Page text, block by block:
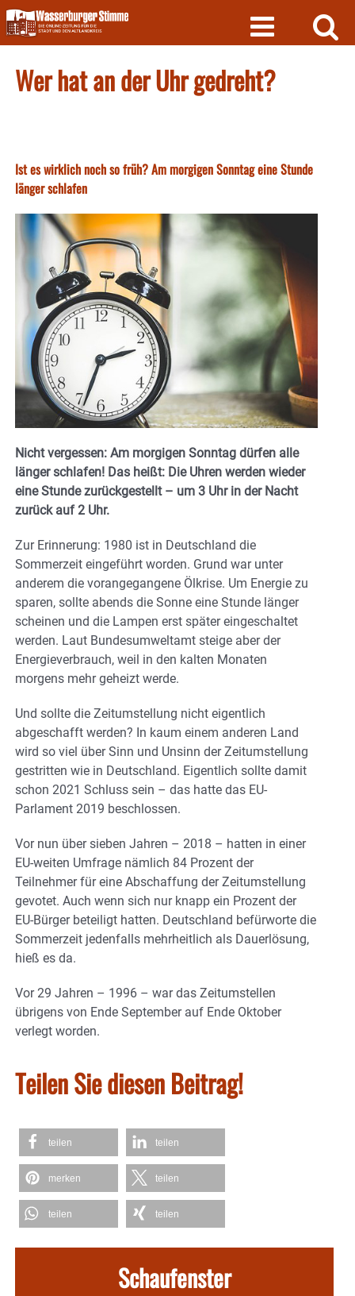
Skip
to
content
Wer hat an der Uhr gedreht?
Ist es wirklich noch so früh? Am morgigen Sonntag eine Stunde
länger schlafen
Nicht vergessen: Am morgigen Sonntag dürfen alle
länger schlafen! Das heißt: Die Uhren werden wieder
eine Stunde zurückgestellt – um 3 Uhr in der Nacht
zurück auf 2 Uhr.
Zur Erinnerung: 1980 ist in Deutschland die
Sommerzeit eingeführt worden. Grund war unter
anderem die vorangegangene Ölkrise. Um Energie zu
sparen, sollte abends die Sonne eine Stunde länger
scheinen und die Lampen erst später eingeschaltet
werden. Laut Bundesumweltamt steige aber der
Energieverbrauch, weil in den kalten Monaten
morgens mehr geheizt werde.
Und sollte die Zeitumstellung nicht eigentlich
abgeschafft werden? In kaum einem anderen Land
wird so viel über Sinn und Unsinn der Zeitumstellung
gestritten wie in Deutschland. Eigentlich sollte damit
schon 2021 Schluss sein – das hatte das EU-
Parlament 2019 beschlossen.
Vor nun über sieben Jahren – 2018 – hatten in einer
EU-weiten Umfrage nämlich 84 Prozent der
Teilnehmer für eine Abschaffung der Zeitumstellung
gevotet. Auch wenn sich nur knapp ein Prozent der
EU-Bürger beteiligt hatten. Deutschland befürworte die
Sommerzeit jedenfalls mehrheitlich als Dauerlösung,
hieß es da.
Vor 29 Jahren – 1996 – war das Zeitumstellen
übrigens von Ende September auf Ende Oktober
verlegt worden.
Teilen Sie diesen Beitrag!
teilen teilen
merken teilen
teilen teilen
Schaufenster